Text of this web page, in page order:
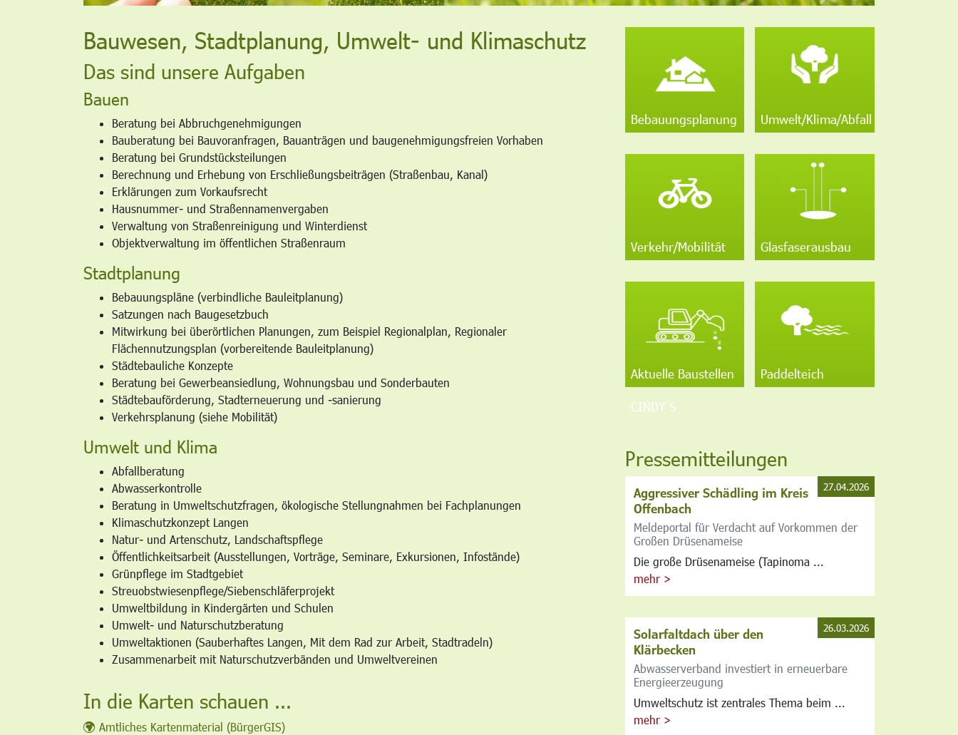
Bebauungsplanung Umwelt/Klima/Abfall
Verkehr/Mobilität Glasfaserausbau
Aktuelle Baustellen Paddelteich
CINDY S
Pressemitteilungen
Aggressiver Schädling im Kreis
Offenbach
Meldeportal für Verdacht auf Vorkommen der
Großen Drüsenameise
Die große Drüsenameise (Tapinoma ...
mehr >
27.04.2026
Solarfaltdach über den
Klärbecken
Abwasserverband investiert in erneuerbare
Energieerzeugung
Umweltschutz ist zentrales Thema beim ...
mehr >
26.03.2026
Bauwesen, Stadtplanung, Umwelt- und Klimaschutz
Das sind unsere Aufgaben
Bauen
Beratung bei Abbruchgenehmigungen
Bauberatung bei Bauvoranfragen, Bauanträgen und baugenehmigungsfreien Vorhaben
Beratung bei Grundstücksteilungen
Berechnung und Erhebung von Erschließungsbeiträgen (Straßenbau, Kanal)
Erklärungen zum Vorkaufsrecht
Hausnummer- und Straßennamenvergaben
Verwaltung von Straßenreinigung und Winterdienst
Objektverwaltung im öffentlichen Straßenraum
Stadtplanung
Bebauungspläne (verbindliche Bauleitplanung)
Satzungen nach Baugesetzbuch
Mitwirkung bei überörtlichen Planungen, zum Beispiel Regionalplan, Regionaler
Flächennutzungsplan (vorbereitende Bauleitplanung)
Städtebauliche Konzepte
Beratung bei Gewerbeansiedlung, Wohnungsbau und Sonderbauten
Städtebauförderung, Stadterneuerung und -sanierung
Verkehrsplanung (siehe Mobilität)
Umwelt und Klima
Abfallberatung
Abwasserkontrolle
Beratung in Umweltschutzfragen, ökologische Stellungnahmen bei Fachplanungen
Klimaschutzkonzept Langen
Natur- und Artenschutz, Landschaftspflege
Öffentlichkeitsarbeit (Ausstellungen, Vorträge, Seminare, Exkursionen, Infostände)
Grünpflege im Stadtgebiet
Streuobstwiesenpflege/Siebenschläferprojekt
Umweltbildung in Kindergärten und Schulen
Umwelt- und Naturschutzberatung
Umweltaktionen (Sauberhaftes Langen, Mit dem Rad zur Arbeit, Stadtradeln)
Zusammenarbeit mit Naturschutzverbänden und Umweltvereinen
In die Karten schauen ...
Amtliches Kartenmaterial (BürgerGIS)